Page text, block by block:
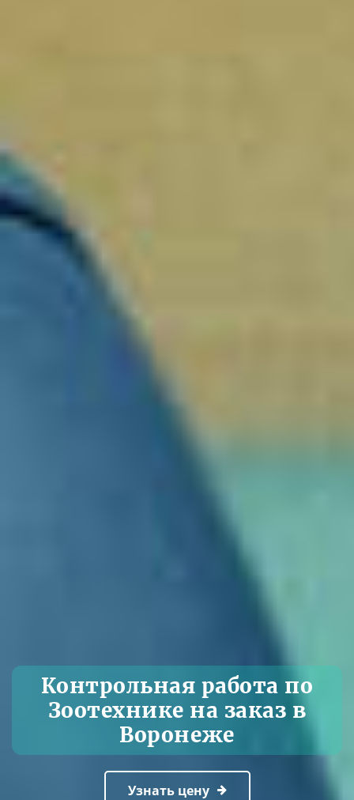
Контрольная работа по
Зоотехнике на заказ в
Воронеже
Узнать цену